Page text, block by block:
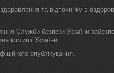
та відпочинку в
Служби безпеки України
юстиції України.
опублікування.